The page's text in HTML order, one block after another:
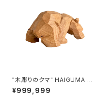
"木彫りのクマ" HAIGUMA ma
de in HOKKAIDO (オンコ)
¥999,999